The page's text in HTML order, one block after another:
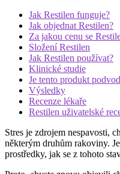
Jak Restilen funguje?
Jak objednat Restilen?
Za jakou cenu se
Složení Restilen
Jak Restilen používat?
Klinické studie
Je tento produkt
Výsledky
Recenze lékaře
Restilen uživatelské
Stres je zdrojem nespavosti,
některým druhům rakoviny.
prostředky, jak se z tohoto